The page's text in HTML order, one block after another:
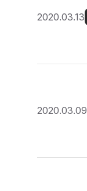
2020.03.13
2020.03.09